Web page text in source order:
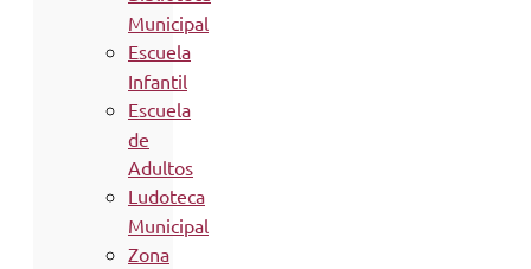
Municipal
Escuela
Infantil
Escuela
de
Adultos
Ludoteca
Municipal
Zona